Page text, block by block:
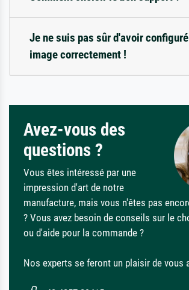
Je ne suis pas sûr d'avoir
image correctement !
Avez-vous des
questions ?
Vous êtes intéressé par une
impression d'art de notre
manufacture, mais vous n'êtes pas
? Vous avez besoin de conseils sur le
ou d'aide pour la commande ?
Nos experts se feront un plaisir de vous